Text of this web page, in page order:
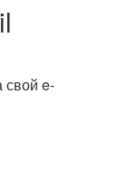
свой e-